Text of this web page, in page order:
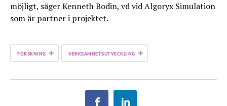
möjligt, säger Kenneth Bodin, vd vid Algoryx Simulation
som är partner i projektet.
FORSKNING + VERKSAMHETSUTVECKLING +